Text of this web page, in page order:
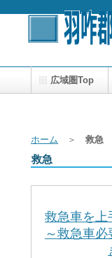
ホーム ＞ 救急
救急
救急車を上
～救急車必
広域圏Top